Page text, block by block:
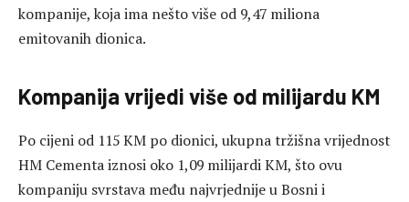
kompanije, koja ima nešto više od 9,47 miliona
emitovanih dionica.
Kompanija vrijedi više od milijardu KM
Po cijeni od 115 KM po dionici, ukupna tržišna vrijednost
HM Cementa iznosi oko 1,09 milijardi KM, što ovu
kompaniju svrstava među najvrjednije u Bosni i